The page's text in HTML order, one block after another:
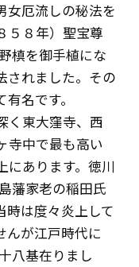
女厄流しの秘法を
５８年）聖宝尊
槙を御手植にな
されました。その
名です。
く東大窪寺、西
寺中で最も高い
にあります。徳川
藩家老の稲田氏
時は度々炎上して
んが江戸時代に
八基在りまし